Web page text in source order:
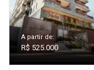
A partir de:
R$ 525.000